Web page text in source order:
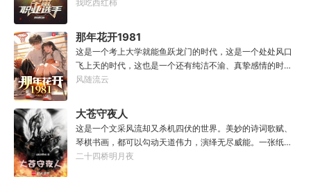
我吃西红柿
那年花开1981
这是一个考上大学就能鱼跃龙门的时代，这是一个处处风口
飞上天的时代，这也是一个还有纯洁不渝、真挚感情的时
代；只不过李野刚刚来到这个时代，却被劝着放弃高考进厂
冲刺型选手会考不上？那岂不是辜负了那么多年体育老师的
教导？”
风随流云
大苍守夜人
这是一个文采风流却又杀机四伏的世界。美妙的诗词歌赋、
琴棋书画，都可以勾动天道伟力，演绎无尽威能。一张纸可
封万载凶谷，一滴墨可将三千里海域化为永夜。林苏进入这
二十四桥明月夜